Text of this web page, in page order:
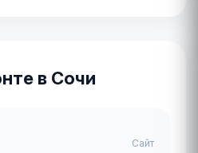
в Сочи
Сайт